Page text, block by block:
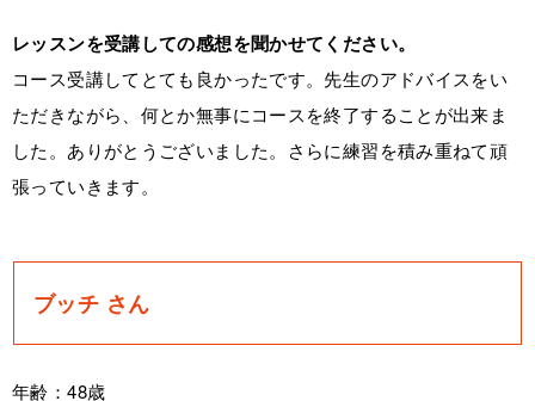
レッスンを受講しての感想を聞かせてください。
コース受講してとても良かったです。先生のアドバイスをい
ただきながら、何とか無事にコースを終了することが出来ま
した。ありがとうございました。さらに練習を積み重ねて頑
張っていきます。
ブッチ さん
年齢：48歳